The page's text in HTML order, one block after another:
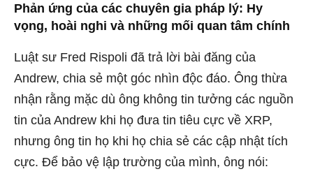
Phản ứng của các chuyên gia pháp lý: Hy
vọng, hoài nghi và những mối quan tâm chính
Luật sư Fred Rispoli đã trả lời bài đăng của
Andrew, chia sẻ một góc nhìn độc đáo. Ông thừa
nhận rằng mặc dù ông không tin tưởng các nguồn
tin của Andrew khi họ đưa tin tiêu cực về XRP,
nhưng ông tin họ khi họ chia sẻ các cập nhật tích
cực. Để bảo vệ lập trường của mình, ông nói: